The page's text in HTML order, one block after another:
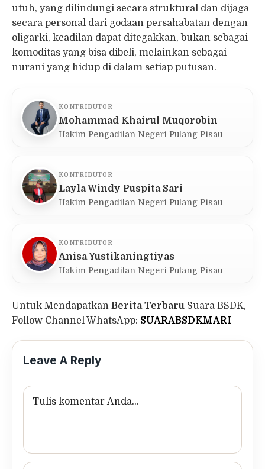
utuh, yang dilindungi secara struktural dan dijaga
secara personal dari godaan persahabatan dengan
oligarki, keadilan dapat ditegakkan, bukan sebagai
komoditas yang bisa dibeli, melainkan sebagai
nurani yang hidup di dalam setiap putusan.
KONTRIBUTOR
Mohammad Khairul Muqorobin
Hakim Pengadilan Negeri Pulang Pisau
KONTRIBUTOR
Layla Windy Puspita Sari
Hakim Pengadilan Negeri Pulang Pisau
KONTRIBUTOR
Anisa Yustikaningtiyas
Hakim Pengadilan Negeri Pulang Pisau
Untuk Mendapatkan Berita Terbaru Suara BSDK,
Follow Channel WhatsApp: SUARABSDKMARI
Leave A Reply